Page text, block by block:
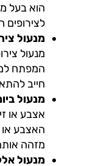
הוא בעל
לצירופים
מנעול
מנעול
המפתח
חייב להתאים
מנעול
אצבע או
האצבע או
מזהה אותם
מנעול